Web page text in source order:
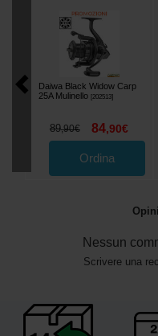
Daiwa Black Widow Carp
25A Mulinello [202513]
89,90€ 84,90€
Ordina
Nessun
Scrivere una